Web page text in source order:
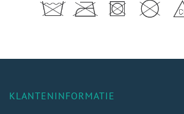
KLANTENINFORMATIE